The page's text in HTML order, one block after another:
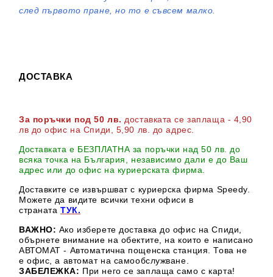
след първото пране, но то е съвсем малко.
ДОСТАВКА
За поръчки под 50 лв. доставката се заплаща - 4,90
лв до офис на Спиди
, 5,90 лв. до адрес
Доставката е БЕЗПЛАТНА за поръчки над 50 лв. до
всяка точка на България, независимо дали е до Ваш
адрес или до офис на куриерската фирма.
Доставките се извършват с куриерска фирма Speedy.
Можете да видите всички техни офиси в
страната ТУК.
ВАЖНО: Ако изберете доставка до офис на Спиди,
обърнете внимание на обектите, на които е написано
АВТОМАТ - Автоматична пощенска станция. Това не
е офис, а автомат на самообслужване.
ЗАБЕЛЕЖКА: При него се заплаща само с карта!